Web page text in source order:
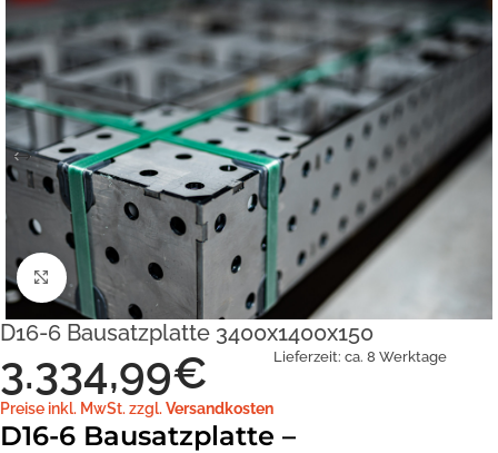
Klick zum Vergrößern
D16-6 Bausatzplatte 3400x1400x150
3.334,99€
Preise inkl. MwSt. zzgl. Versandkosten
Lieferzeit: ca. 8 Werktage
D16-6 Bausatzplatte –